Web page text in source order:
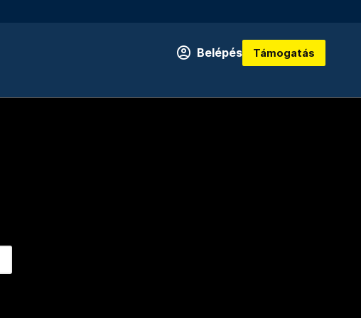
Belépés Támogatás